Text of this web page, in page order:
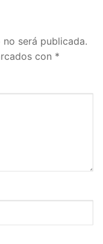
será publicada.
con *